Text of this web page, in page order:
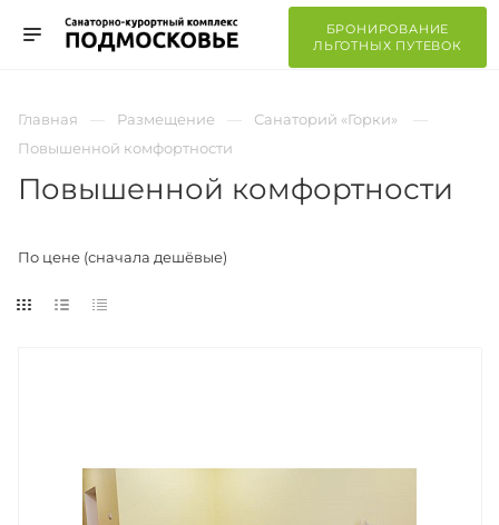
БРОНИРОВАНИЕ
ЛЬГОТНЫХ ПУТЕВОК
Главная Размещение
Санаторий «Горки»
Повышенной комфортности
Повышенной комфортности
По цене (сначала дешёвые)